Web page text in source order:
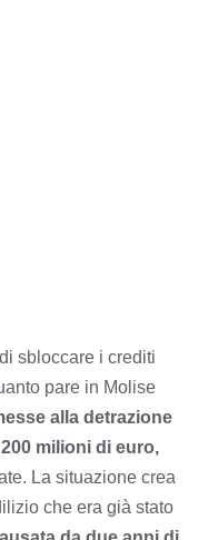
sbloccare i crediti
pare in Molise
alla detrazione
milioni di euro,
La situazione crea
che era già stato